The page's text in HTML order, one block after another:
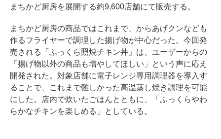
まちかど厨房を展開する約9,600店舗にて販売する。
まちかど厨房の商品ではこれまで、からあげクンなども
作るフライヤーで調理した揚げ物が中心だった。今回発
売される「ふっくら照焼チキン丼」は、ユーザーからの
「揚げ物以外の商品も増やしてほしい」という声に応え
開発された。対象店舗に電子レンジ専用調理器を導入す
ることで、これまで難しかった高温蒸し焼き調理を可能
にした。店内で炊いたごはんとともに、「ふっくらやわ
らかなチキンを楽しめる」としている。